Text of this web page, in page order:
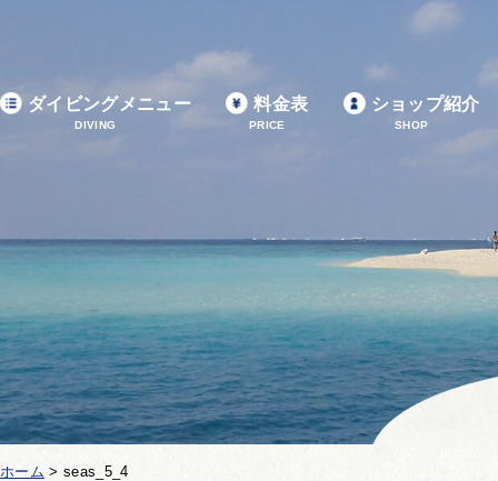
ダイビングメニュー
DIVING
料金表
PRICE
ショップ紹介
SHOP
ホーム > seas_5_4